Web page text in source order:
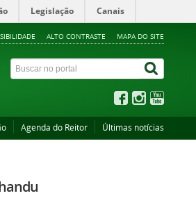
Legislação Canais
ALTO CONTRASTE MAPA DO SITE
Agenda do Reitor Últimas notícias